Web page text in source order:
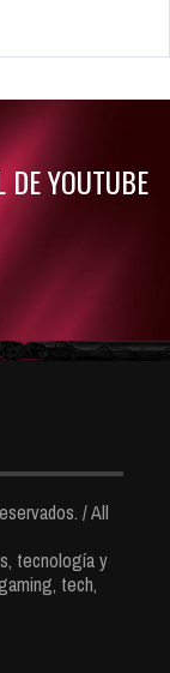
Evil 9
YOUTUBE
/ All
tecnología y
tech,